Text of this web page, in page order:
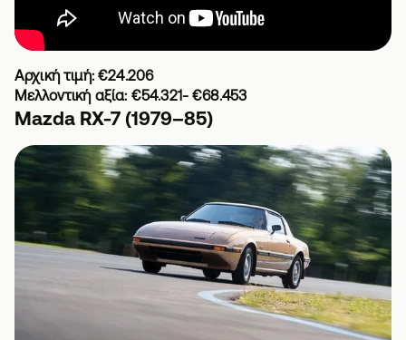
Αρχική τιμή: €24.206
Μελλοντική αξία: €54.321- €68.453
Mazda RX-7 (1979–85)